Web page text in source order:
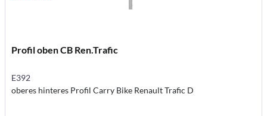
Profil oben CB Ren.Trafic
E392
oberes hinteres Profil Carry Bike Renault Trafic D